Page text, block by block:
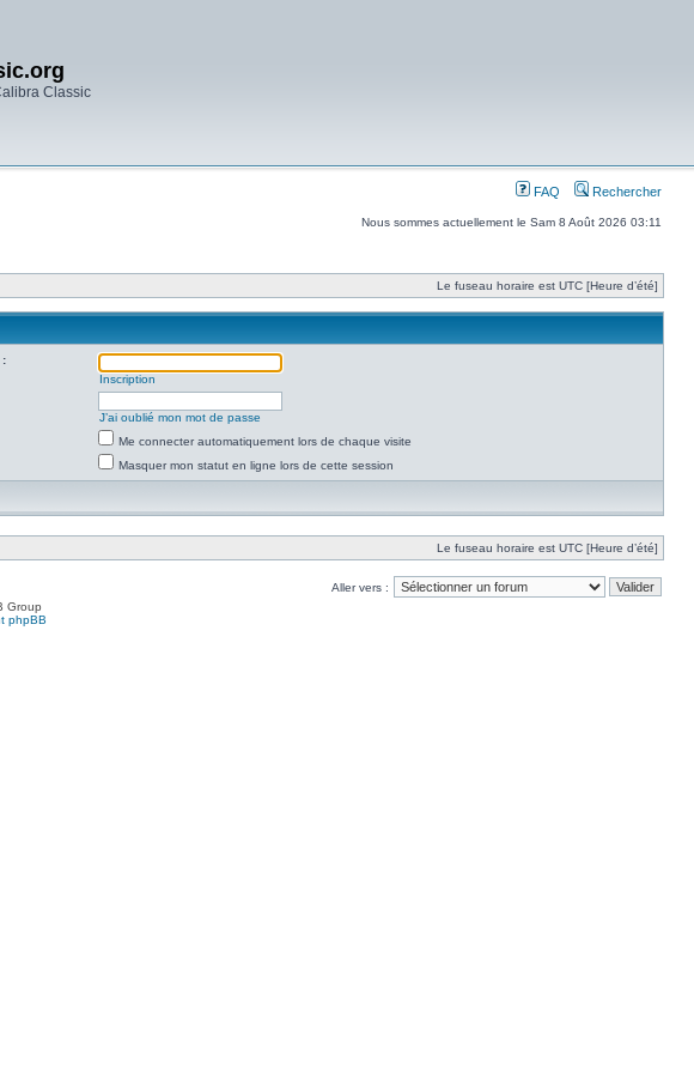
Classic
FAQ Rechercher
Nous sommes actuellement le Sam 8 Août 2026 03:11
Le fuseau horaire est UTC [Heure d’été]
:
Inscription
J’ai oublié mon mot de passe
Me connecter automatiquement lors de chaque visite
Masquer mon statut en ligne lors de cette session
Le fuseau horaire est UTC [Heure d’été]
Aller vers :
Group
phpBB